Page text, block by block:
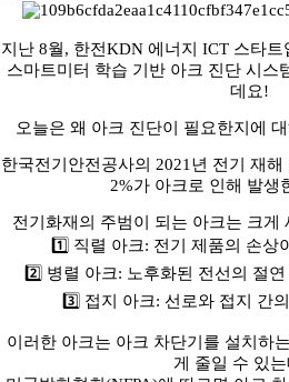
지난 8월, 한전KDN 에너지 ICT 스타트
스마트미터 학습 기반 아크 진단 시스
데요!
오늘은 왜 아크 진단이 필요한지에
한국전기안전공사의 2021년 전기 재
2%가 아크로 인해 발생
전기화재의 주범이 되는 아크는 크게
1️⃣ 직렬 아크: 전기 제품의 손상
2️⃣ 병렬 아크: 노후화된 전선의 절
3️⃣ 접지 아크: 선로와 접지 간
이러한 아크는 아크 차단기를 설치하
게 줄일 수 있